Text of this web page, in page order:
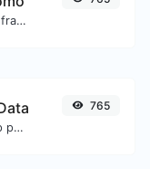
Verifique se uma palavra ou frase é palíndromo (se lê igual de trás para frente).
Converta um unix timestamp para UTC e sua data local.
765